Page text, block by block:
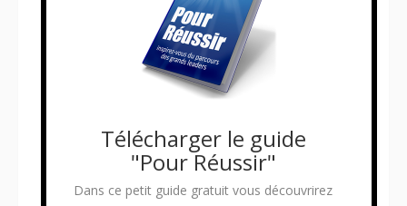
Télécharger le guide
"Pour Réussir"
Dans ce petit guide gratuit vous découvrirez